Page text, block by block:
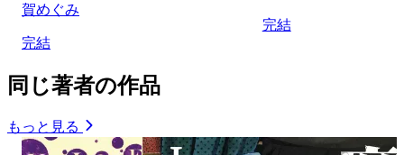
賀めぐみ
完結
完結
同じ著者の作品
もっと見る